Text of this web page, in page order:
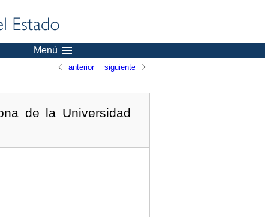
Menú
anterior siguiente
de la Universidad